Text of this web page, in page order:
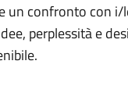
un confronto con i/
perplessità e